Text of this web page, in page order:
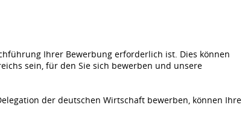
Ihrer Bewerbung erforderlich ist. Dies können
sein, für den Sie sich bewerben und unsere
der deutschen Wirtschaft bewerben, können Ihre